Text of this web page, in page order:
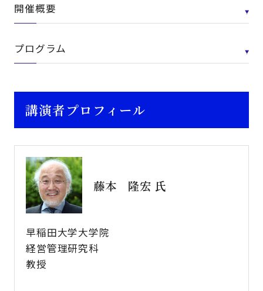
開催概要
プログラム
講演者プロフィール
藤本 隆宏 氏
早稲田大学大学院​
経営管理研究科 ​
教授